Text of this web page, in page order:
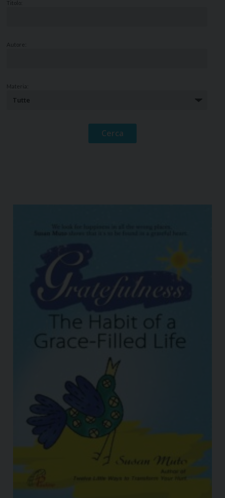
Titolo:
Autore:
Materia: